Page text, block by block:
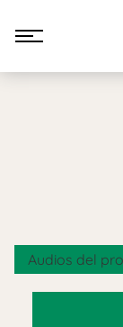
Audios del